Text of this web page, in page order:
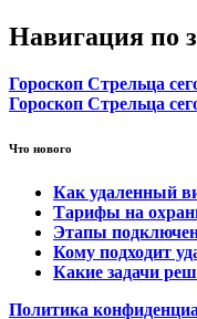
Навигация по
Гороскоп Стрельца
Гороскоп Стрельца
Что нового
Как удаленный
Тарифы на
Этапы
Кому подходит
Какие задачи
Политика